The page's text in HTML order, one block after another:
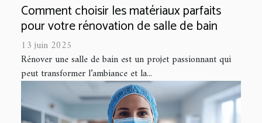
Comment choisir les matériaux parfaits
pour votre rénovation de salle de bain
13 juin 2025
Rénover une salle de bain est un projet passionnant qui
peut transformer l’ambiance et la...